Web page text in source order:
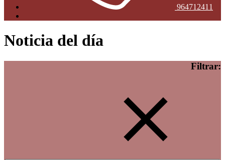
964712411
Noticia del día
Filtrar: